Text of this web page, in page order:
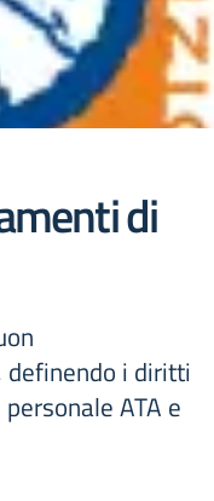
di
definendo i diritti
ATA e